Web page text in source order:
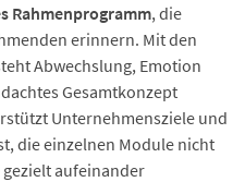
Rahmenprogramm, die
erinnern. Mit den
Abwechslung, Emotion
Gesamtkonzept
Unternehmensziele und
die einzelnen Module nicht
aufeinander